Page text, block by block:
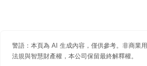
警語：本頁為 AI 生成內容，僅供參考。非商業
法規與智慧財產權，本公司保留最終解釋權。